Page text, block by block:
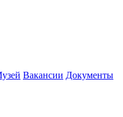
Вакансии Документы